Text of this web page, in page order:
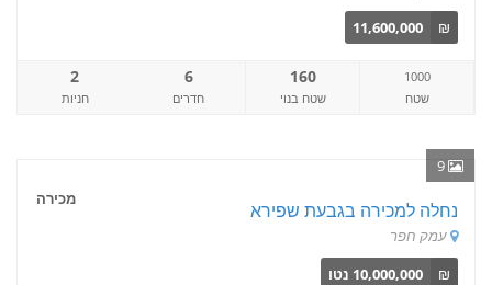
₪
11,600,000
1000
שטח
160
שטח בנוי
6
חדרים
2
חניות
מכירה
נחלה למכירה בגבעת שפירא
עמק חפר
₪
10,000,000 נטו